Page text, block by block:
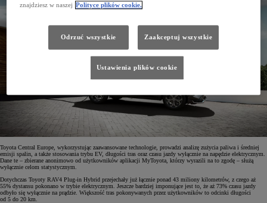
Toyota Central Europe, wykorzystując zaawansowane technologie, prowadzi analizę zużycia paliwa i średniej
emisji spalin, a także stosowania trybu EV, długości tras oraz czasu jazdy wyłącznie na napędzie elektrycznym.
Dane te – zbierane anonimowo od użytkowników aplikacji MyToyota, którzy wyrazili na to zgodę – służą
wyłącznie celom statystycznym.
Dotychczas Toyoty RAV4 Plug-in Hybrid przejechały już łącznie ponad 43 miliony kilometrów, z czego aż
55% dystansu pokonano w trybie elektrycznym. Jeszcze bardziej imponujące jest to, że aż 73% czasu jazdy
odbyło się wyłącznie na prądzie. Większość tras pokonywanych przez użytkowników to odcinki długości
od 5 do 20 km.
znajdziesz w naszej Polityce plików cookie.
Odrzuć wszystkie Zaakceptuj wszystkie
Ustawienia plików cookie